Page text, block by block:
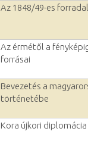
Az 1848/49-es
Az érmétől a
forrásai
Bevezetés a
történetébe
Kora újkori